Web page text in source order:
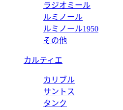
ラジオミール
ルミノール
ルミノール1950
その他
カルティエ
カリブル
サントス
タンク